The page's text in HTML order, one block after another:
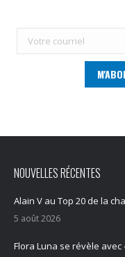
NOUVELLES RÉCENTES
Alain V au Top 20 de la
5 août 2026
Flora Luna se révèle avec